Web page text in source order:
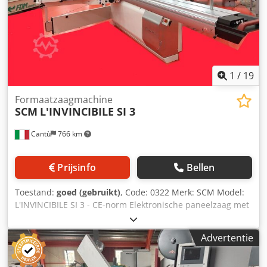
1 / 19
Cantù 766 km
Formaatzaagmachine
SCM L'INVINCIBILE SI 3
Prijsinfo Bellen
Toestand: goed (gebruikt), Code: 0322 Merk: SCM Model:
L'INVINCIBILE SI 3 - CE-norm Elektronische paneelzaag met
gestuurde as, kantelbaar zaagblad en voorsnij-inrichting,
geschikt voor meubels, panelen, maatwerkinterieur,
deuren, houten kozijnen, keukens, badkamermeubels,
kunststoffen, composietmaterialen en diverse
Advertentie